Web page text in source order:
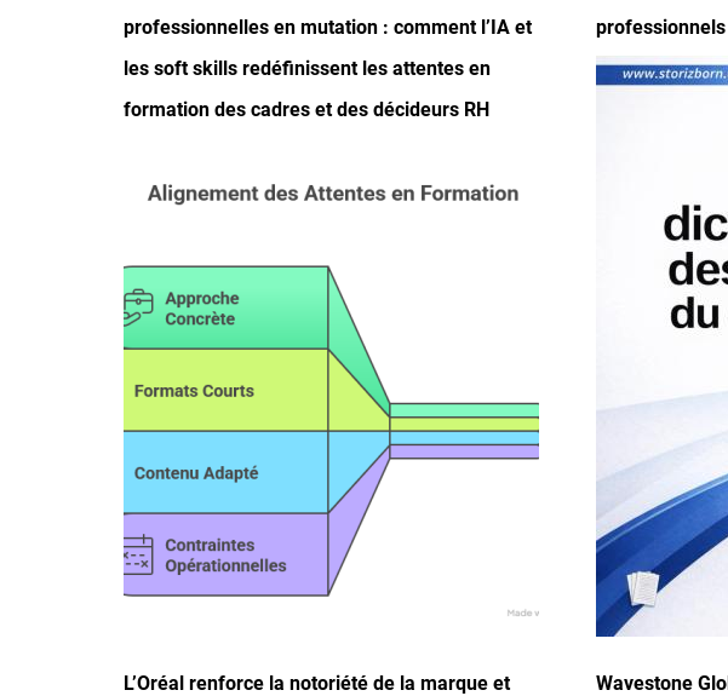
professionnelles en mutation : comment l’IA et
les soft skills redéfinissent les attentes en
formation des cadres et des décideurs RH
Image
L’Oréal renforce la notoriété de la marque et
Wavestone